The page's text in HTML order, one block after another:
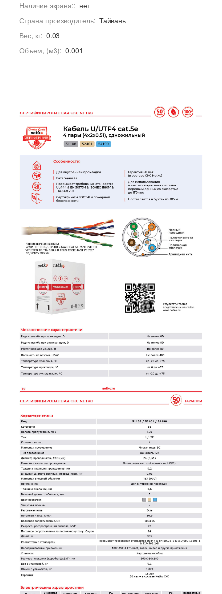
Наличие экрана:: нет
Страна производитель: Тайвань
Вес, кг: 0.03
Объем, (м3): 0.001